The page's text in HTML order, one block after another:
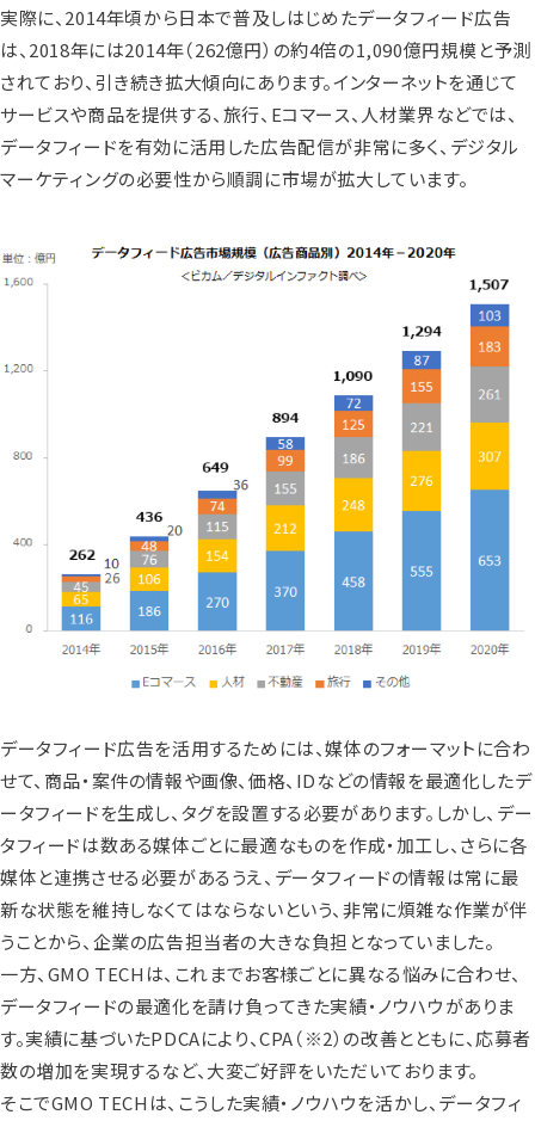
実際に、2014年頃から日本で普及しはじめたデータフィード広告
は、2018年には2014年（262億円）の約4倍の1,090億円規模と予測
されており、引き続き拡大傾向にあります。インターネットを通じて
サービスや商品を提供する、旅行、Eコマース、人材業界などでは、
データフィードを有効に活用した広告配信が非常に多く、デジタル
マーケティングの必要性から順調に市場が拡大しています。
データフィード広告を活用するためには、媒体のフォーマットに合わ
せて、商品・案件の情報や画像、価格、IDなどの情報を最適化したデ
ータフィードを生成し、タグを設置する必要があります。しかし、デー
タフィードは数ある媒体ごとに最適なものを作成・加工し、さらに各
媒体と連携させる必要があるうえ、データフィードの情報は常に最
新な状態を維持しなくてはならないという、非常に煩雑な作業が伴
うことから、企業の広告担当者の大きな負担となっていました。
一方、GMO TECHは、これまでお客様ごとに異なる悩みに合わせ、
データフィードの最適化を請け負ってきた実績・ノウハウがありま
す。実績に基づいたPDCAにより、CPA（※2） の改善とともに、応募者
数の増加を実現するなど、大変ご好評をいただいております。
そこでGMO TECHは、こうした実績・ノウハウを活かし、データフィ